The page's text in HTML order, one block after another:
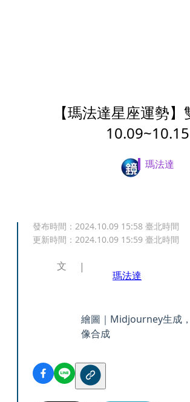
【瑪法達星座運勢
10.09~10.15
瑪法達
發布時間： 2024.10.09 15:58 臺北時間
更新時間： 2024.10.09 15:59 臺北時間
文
瑪法達
繪圖｜Midjourney生成
像合成